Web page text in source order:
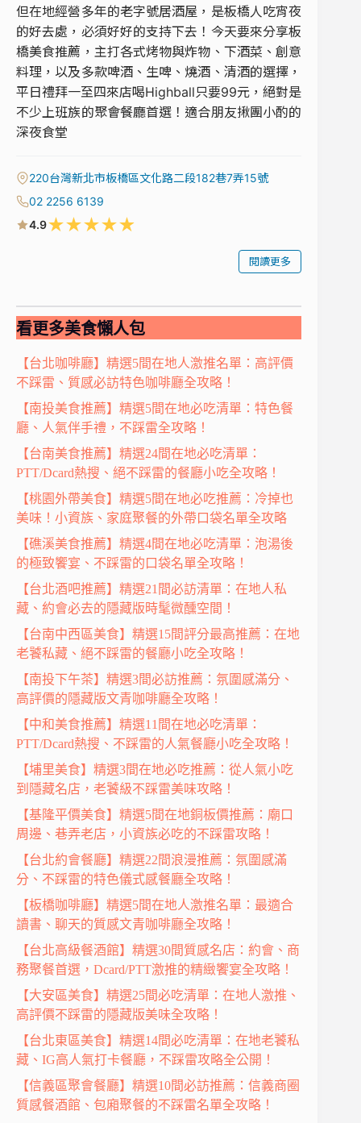
但在地經營多年的老字號居酒屋，是板橋人吃宵夜
的好去處，必須好好的支持下去！今天要來分享板
橋美食推薦，主打各式烤物與炸物、下酒菜、創意
料理，以及多款啤酒、生啤、燒酒、清酒的選擇，
平日禮拜一至四來店喝Highball只要99元，絕對是
不少上班族的聚會餐廳首選！適合朋友揪團小酌的
深夜食堂
220台灣新北市板橋區文化路二段182巷7弄15號
02 2256 6139
4.9★★★★★
閱讀更多
看更多美食懶人包
【台北咖啡廳】精選5間在地人激推名單：高評價
不踩雷、質感必訪特色咖啡廳全攻略！
【南投美食推薦】精選5間在地必吃清單：特色餐
廳、人氣伴手禮，不踩雷全攻略！
【台南美食推薦】精選24間在地必吃清單：
PTT/Dcard熱搜、絕不踩雷的餐廳小吃全攻略！
【桃園外帶美食】精選5間在地必吃推薦：冷掉也
美味！小資族、家庭聚餐的外帶口袋名單全攻略
【礁溪美食推薦】精選4間在地必吃清單：泡湯後
的極致饗宴、不踩雷的口袋名單全攻略！
【台北酒吧推薦】精選21間必訪清單：在地人私
藏、約會必去的隱藏版時髦微醺空間！
【台南中西區美食】精選15間評分最高推薦：在地
老饕私藏、絕不踩雷的餐廳小吃全攻略！
【南投下午茶】精選3間必訪推薦：氛圍感滿分、
高評價的隱藏版文青咖啡廳全攻略！
【中和美食推薦】精選11間在地必吃清單：
PTT/Dcard熱搜、不踩雷的人氣餐廳小吃全攻略！
【埔里美食】精選3間在地必吃推薦：從人氣小吃
到隱藏名店，老饕級不踩雷美味攻略！
【基隆平價美食】精選5間在地銅板價推薦：廟口
周邊、巷弄老店，小資族必吃的不踩雷攻略！
【台北約會餐廳】精選22間浪漫推薦：氛圍感滿
分、不踩雷的特色儀式感餐廳全攻略！
【板橋咖啡廳】精選5間在地人激推名單：最適合
讀書、聊天的質感文青咖啡廳全攻略！
【台北高級餐酒館】精選30間質感名店：約會、商
務聚餐首選，Dcard/PTT激推的精緻饗宴全攻略！
【大安區美食】精選25間必吃清單：在地人激推、
高評價不踩雷的隱藏版美味全攻略！
【台北東區美食】精選14間必吃清單：在地老饕私
藏、IG高人氣打卡餐廳，不踩雷攻略全公開！
【信義區聚會餐廳】精選10間必訪推薦：信義商圈
質感餐酒館、包廂聚餐的不踩雷名單全攻略！